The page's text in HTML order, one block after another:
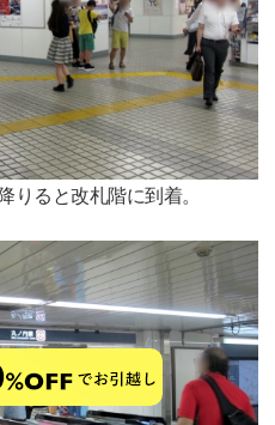
りると改札階に到着。